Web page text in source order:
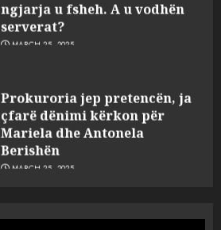
serverat?
MARCH 25, 2025
çfarë dënimi kërkon për
Mariela dhe Antonela
Berishën
MARCH 25, 2025